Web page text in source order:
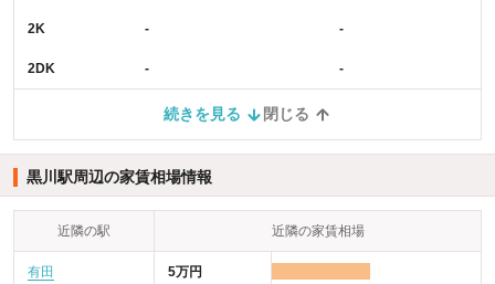
2K - -
2DK - -
続きを見る 閉じる
黒川駅周辺の家賃相場情報
近隣の駅 近隣の家賃相場
有田 5万円